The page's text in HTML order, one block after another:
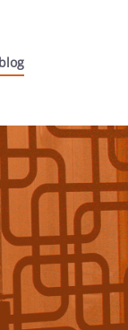
blog